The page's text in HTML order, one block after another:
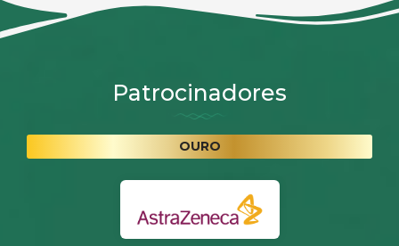
Patrocinadores
OURO